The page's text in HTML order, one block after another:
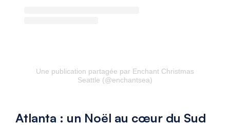
Une publication partagée par Enchant Christmas
Seattle (@enchantsea)
Atlanta : un Noël au cœur du Sud